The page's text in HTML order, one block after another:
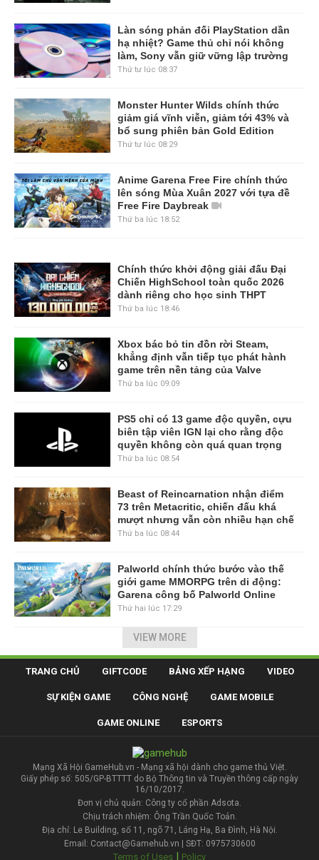
Làn sóng phản đối PlayStation dần
hạ nhiệt? Game thủ chỉ nói không
làm, Sony vẫn giữ vững lập trường
Thứ tư lúc 08:37
Monster Hunter Wilds chính thức
giảm giá vĩnh viễn, giảm tới 43% và
bổ sung phiên bản Gold Edition
Thứ tư lúc 08:29
Anime Garena Free Fire chính thức
lên sóng Mùa Xuân 2027 với tựa đề
Free Fire Daybreak
Thứ ba lúc 18:52
Chính thức khởi động giải đấu Đại
Chiến HighSchool toàn quốc 2026
dành riêng cho học sinh THPT
Thứ ba lúc 18:46
Xbox bác bỏ tin đồn rời Steam,
khẳng định vẫn tiếp tục phát hành
game trên nền tảng của Valve
Thứ ba lúc 09:09
PS5 chỉ có 13 game độc quyền, cựu
biên tập viên IGN lại cho rằng độc
quyền không còn quá quan trọng
Thứ ba lúc 08:54
Beast of Reincarnation nhận điểm
73 trên Metacritic, chiến đấu khá
mượt nhưng vẫn còn nhiều hạn chế
Thứ ba lúc 08:44
Palworld chính thức bước vào thế
giới game MMORPG trên di động:
Garena công bố Palworld Online
Thứ hai lúc 17:29
VIEW MORE
TRANG CHỦ GIFTCODE BẢNG XẾP HẠNG VIDEO
SỰ KIỆN GAME CÔNG NGHỆ GAME MOBILE
GAME ONLINE ESPORTS
Mạng Xã Hội GameHub.vn - Mạng xã hội dành cho game thủ Việt.
Giấy phép số: 505/GP-BTTTT do Bộ Thông tin và Truyền thông cấp ngày
16/10/2017.
Đơn vị chủ quản: Công ty cổ phần Adsota.
Chịu trách nhiệm: Ông Trần Quốc Toản.
Địa chỉ: Le Building, số 11, ngõ 71, Láng Hạ, Ba Đình, Hà Nội.
Email: Contact@Gamehub.vn | SĐT: 0975730600
Terms of Uses | Policy